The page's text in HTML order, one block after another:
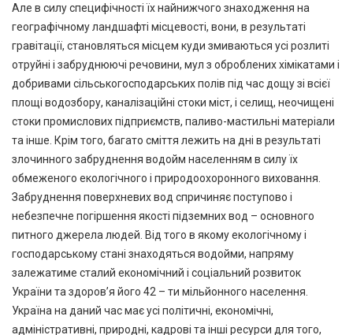
Але в силу специфічності їх найнижчого знаходження на
географічному ландшафті місцевості, вони, в результаті
гравітації, становляться місцем куди змиваються усі розлиті
отруйні і забруднюючі речовини, мул з оброблених хімікатами і
добривами сільськогосподарських полів під час дощу зі всієї
площі водозбору, каналізаційні стоки міст, і селищ, неочищені
стоки промислових підприємств, паливо-мастильні матеріали
та інше. Крім того, багато сміття лежить на дні в результаті
злочинного забруднення водойм населенням в силу їх
обмеженого екологічного і природоохоронного виховання.
Забруднення поверхневих вод спричиняє поступово і
небезпечне погіршення якості підземних вод – основного
питного джерела людей. Від того в якому екологічному і
господарському стані знаходяться водойми, напряму
залежатиме сталий економічний і соціальний розвиток
України та здоров’я його 42 – ти мільйонного населення.
Україна на даний час має усі політичні, економічні,
адміністративні, природні, кадрові та інші ресурси для того,